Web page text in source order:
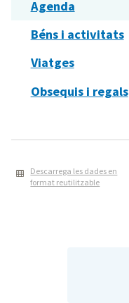
Agenda
Béns i activitats
Viatges
Obsequis i regals
Descarrega les dades en
format reutilitzable